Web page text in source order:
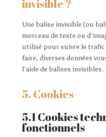
invisible ?
Une balise invisible (ou
morceau de texte ou
utilisé pour suivre le trafic
faire, diverses données
l’aide de balises invisibles.
5. Cookies
5.1 Cookies
fonctionnels